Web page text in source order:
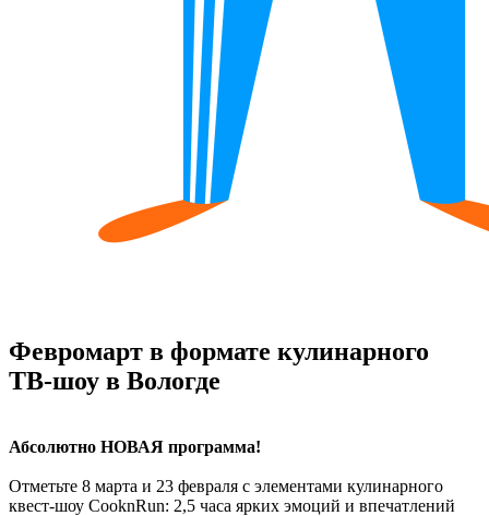
Февромарт в формате кулинарного
ТВ‑шоу в Вологде
Абсолютно НОВАЯ программа!
Отметьте 8 марта и 23 февраля с элементами кулинарного
квест-шоу CooknRun: 2,5 часа ярких эмоций и впечатлений